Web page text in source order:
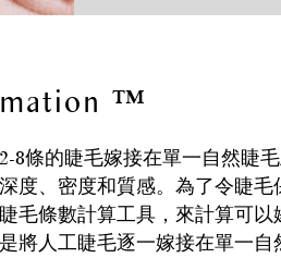
™
8條的睫毛嫁接在單一自然睫
度、密度和質感。為了令睫毛
毛條數計算工具，來計算可以
將人工睫毛逐一嫁接在單一自